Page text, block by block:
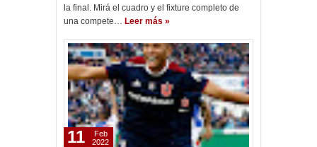
la final. Mirá el cuadro y el fixture completo de
una compete… Leer más »
11
Feb
2022